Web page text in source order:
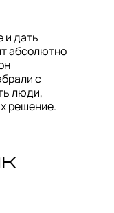
и дать
абсолютно
с
люди,
решение.